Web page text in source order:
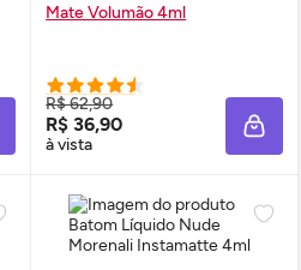
À SACOLA
Mate Volumão 4ml
R$ 62,90
R$ 36,90
à vista